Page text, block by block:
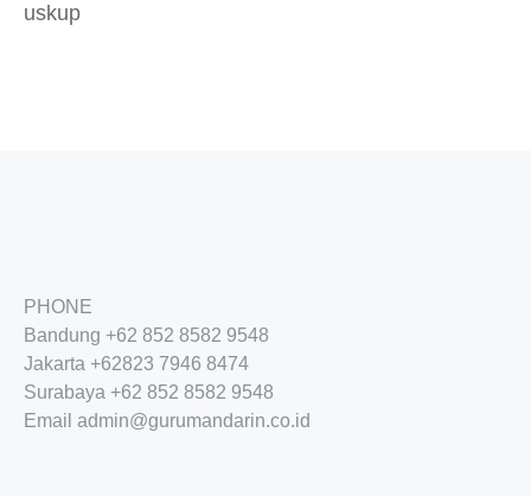
uskup
PHONE
Bandung +62 852 8582 9548
Jakarta +62823 7946 8474
Surabaya +62 852 8582 9548
Email admin@gurumandarin.co.id